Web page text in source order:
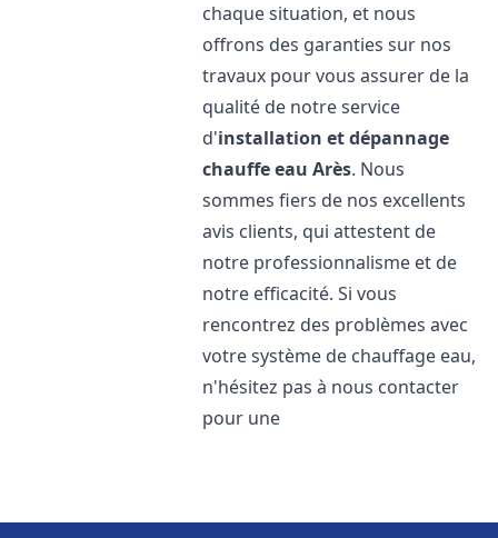
chaque situation, et nous
offrons des garanties sur nos
travaux pour vous assurer de la
qualité de notre service
d'installation et dépannage
chauffe eau Arès. Nous
sommes fiers de nos excellents
avis clients, qui attestent de
notre professionnalisme et de
notre efficacité. Si vous
rencontrez des problèmes avec
votre système de chauffage eau,
n'hésitez pas à nous contacter
pour une